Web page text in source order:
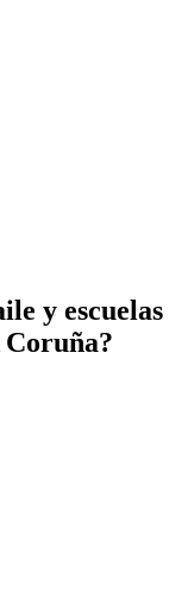
y escuelas
Coruña?